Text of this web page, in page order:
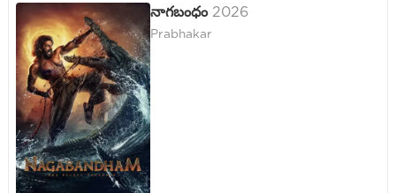
నాగబంధం 2026
Prabhakar